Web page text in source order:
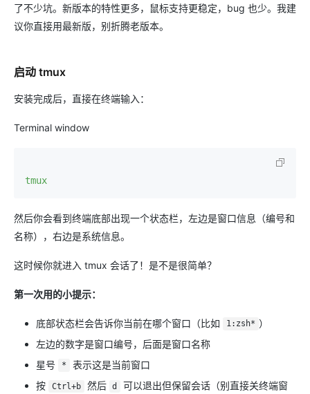
了不少坑。新版本的特性更多，鼠标支持更稳定，bug 也少。我建
议你直接用最新版，别折腾老版本。
启动 tmux
安装完成后，直接在终端输入：
Terminal window
tmux
然后你会看到终端底部出现一个状态栏，左边是窗口信息（编号和
名称），右边是系统信息。
这时候你就进入 tmux 会话了！是不是很简单？
第一次用的小提示：
底部状态栏会告诉你当前在哪个窗口（比如 1:zsh* ）
左边的数字是窗口编号，后面是窗口名称
星号
*
表示这是当前窗口
按
Ctrl+b 然后 d
可以退出但保留会话（别直接关终端窗